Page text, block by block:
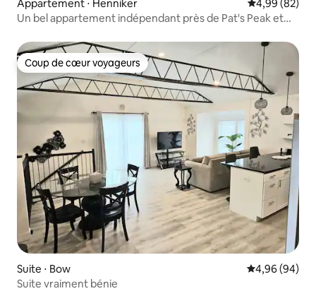
Appartement ⋅ Henniker Évaluation
4,99 (82)
Un bel appartement indépendant près de Pat's Peak et
Coup de cœur voyageurs
Coup de cœur voyageurs
Suite ⋅ Bow Évaluation
4,96 (94)
Suite vraiment bénie